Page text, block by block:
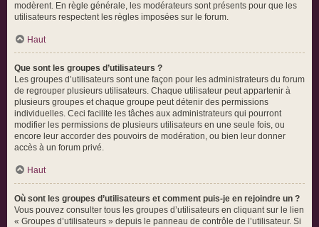
modèrent. En règle générale, les modérateurs sont présents pour que les
utilisateurs respectent les règles imposées sur le forum.
Haut
Que sont les groupes d’utilisateurs ?
Les groupes d’utilisateurs sont une façon pour les administrateurs du forum
de regrouper plusieurs utilisateurs. Chaque utilisateur peut appartenir à
plusieurs groupes et chaque groupe peut détenir des permissions
individuelles. Ceci facilite les tâches aux administrateurs qui pourront
modifier les permissions de plusieurs utilisateurs en une seule fois, ou
encore leur accorder des pouvoirs de modération, ou bien leur donner
accès à un forum privé.
Haut
Où sont les groupes d’utilisateurs et comment puis-je en rejoindre un ?
Vous pouvez consulter tous les groupes d’utilisateurs en cliquant sur le lien
« Groupes d’utilisateurs » depuis le panneau de contrôle de l’utilisateur. Si